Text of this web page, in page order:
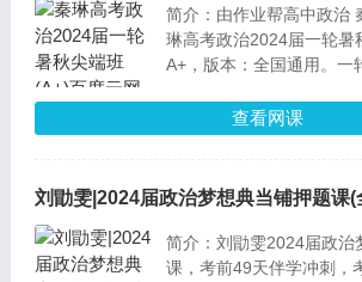
简介：由作业帮高中政治
琳高考政治2024届一轮暑
A+，版本：全国通用。一
容涵盖：高中政治必修2
3、经济、政治、哲学与
查看网课
刘勖雯|2024届政治梦想典当铺押题课
简介：刘勖雯2024届政治
课，考前49天伴学冲刺，